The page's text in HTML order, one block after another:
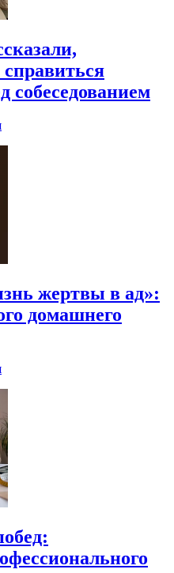
собеседованием
жертвы в ад»:
домашнего